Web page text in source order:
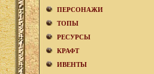
ПЕРСОНАЖИ
ТОПЫ
РЕСУРСЫ
КРАФТ
ИВЕНТЫ